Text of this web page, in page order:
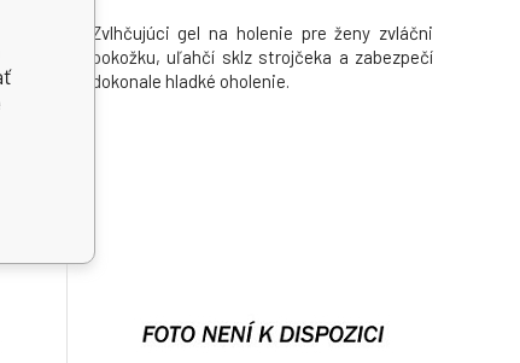
Zvlhčujúci gel na holenie pre ženy zvláčni
pokožku, uľahčí sklz strojčeka a zabezpečí
dokonale hladké oholenie.